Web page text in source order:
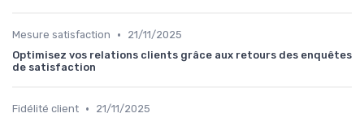
Mesure satisfaction •
21/11/2025
Optimisez vos relations clients grâce aux retours des enquêtes
de satisfaction
Fidélité client •
21/11/2025